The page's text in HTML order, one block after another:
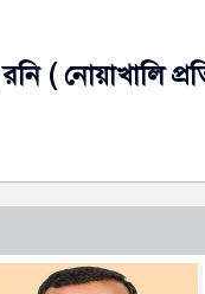
( নোয়াখালি